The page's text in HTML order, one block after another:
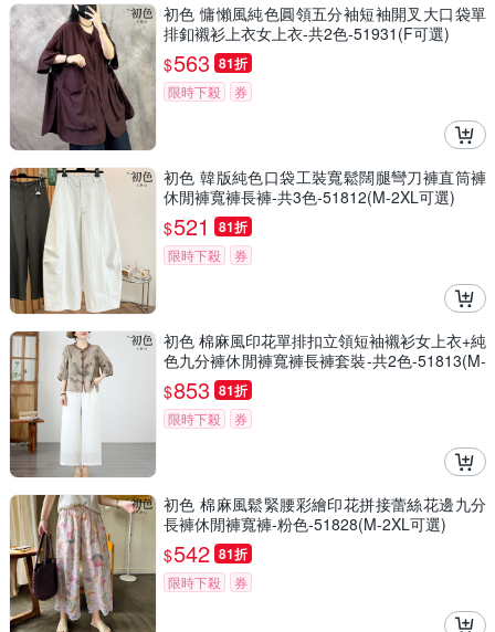
初色 慵懶風純色圓領五分袖短袖開叉大口袋單
排釦襯衫上衣女上衣-共2色-51931(F可選)
$563 81折
限時下殺 券
初色 韓版純色口袋工裝寬鬆闊腿彎刀褲直筒褲
休閒褲寬褲長褲-共3色-51812(M-2XL可選)
$521 81折
限時下殺 券
初色 棉麻風印花單排扣立領短袖襯衫女上衣+純
色九分褲休閒褲寬褲長褲套裝-共2色-51813(M-
2XL可選)
$853 81折
限時下殺 券
初色 棉麻風鬆緊腰彩繪印花拼接蕾絲花邊九分
長褲休閒褲寬褲-粉色-51828(M-2XL可選)
$542 81折
限時下殺 券